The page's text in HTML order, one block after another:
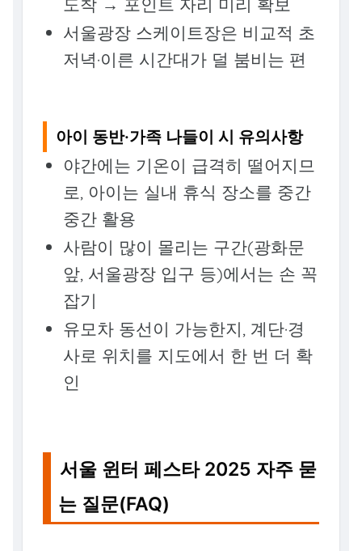
서울광장 스케이트장은 비교적 초
저녁·이른 시간대가 덜 붐비는 편
아이 동반·가족 나들이 시 유의사항
야간에는 기온이 급격히 떨어지므
로, 아이는 실내 휴식 장소를 중간
중간 활용
사람이 많이 몰리는 구간(광화문
앞, 서울광장 입구 등)에서는 손 꼭
잡기
유모차 동선이 가능한지, 계단·경
사로 위치를 지도에서 한 번 더 확
인
서울 윈터 페스타 2025 자주 묻
는 질문(FAQ)